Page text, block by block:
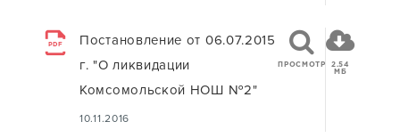
PDF
Постановление от 06.07.2015
г. "О ликвидации
Комсомольской НОШ №2"
10.11.2016
ПРОСМОТР
2.54
МБ